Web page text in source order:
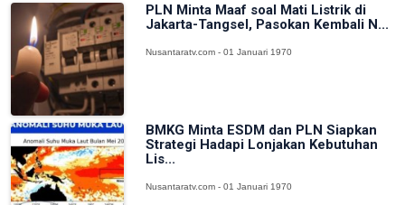
PLN Minta Maaf soal Mati Listrik di
Jakarta-Tangsel, Pasokan Kembali N...
Nusantaratv.com - 01 Januari 1970
BMKG Minta ESDM dan PLN Siapkan
Strategi Hadapi Lonjakan Kebutuhan
Lis...
Nusantaratv.com - 01 Januari 1970